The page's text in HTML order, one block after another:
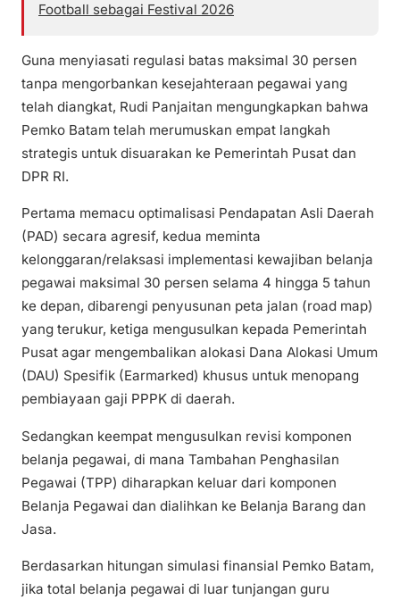
Football sebagai Festival 2026
Guna menyiasati regulasi batas maksimal 30 persen
tanpa mengorbankan kesejahteraan pegawai yang
telah diangkat, Rudi Panjaitan mengungkapkan bahwa
Pemko Batam telah merumuskan empat langkah
strategis untuk disuarakan ke Pemerintah Pusat dan
DPR RI.
Pertama memacu optimalisasi Pendapatan Asli Daerah
(PAD) secara agresif, kedua meminta
kelonggaran/relaksasi implementasi kewajiban belanja
pegawai maksimal 30 persen selama 4 hingga 5 tahun
ke depan, dibarengi penyusunan peta jalan (road map)
yang terukur, ketiga mengusulkan kepada Pemerintah
Pusat agar mengembalikan alokasi Dana Alokasi Umum
(DAU) Spesifik (Earmarked) khusus untuk menopang
pembiayaan gaji PPPK di daerah.
Sedangkan keempat mengusulkan revisi komponen
belanja pegawai, di mana Tambahan Penghasilan
Pegawai (TPP) diharapkan keluar dari komponen
Belanja Pegawai dan dialihkan ke Belanja Barang dan
Jasa.
Berdasarkan hitungan simulasi finansial Pemko Batam,
jika total belanja pegawai di luar tunjangan guru